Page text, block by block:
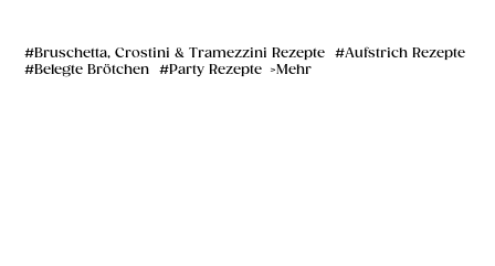
Bruschetta, Crostini & Tramezzini Rezepte
Aufstrich Rezepte
Belegte Brötchen
Party Rezepte Mehr